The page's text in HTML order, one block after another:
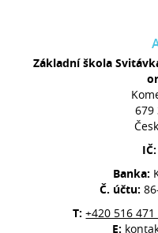
Základní škola
679
Banka:
Č. účtu:
T:+420 516 471
E: